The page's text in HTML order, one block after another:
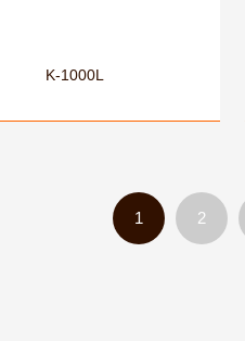
K-1000L
1 2